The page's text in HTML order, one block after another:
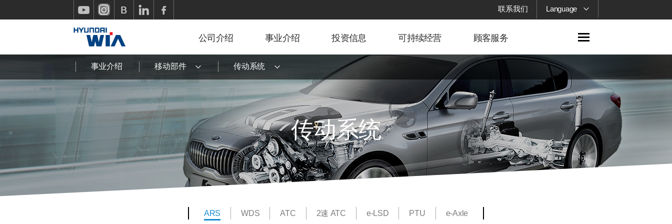
联系我们 Language
公司介绍 事业介绍 投资信息 可持续经营 顾客服务
传动系统
事业介绍 移动部件 传动系统
ARS WDS ATC 2速 ATC e-LSD PTU e-Axle